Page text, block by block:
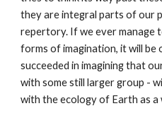
they are integral parts of our
repertory. If we ever manage
forms of imagination, it will be
succeeded in imagining that
with some still larger group -
with the ecology of Earth as a